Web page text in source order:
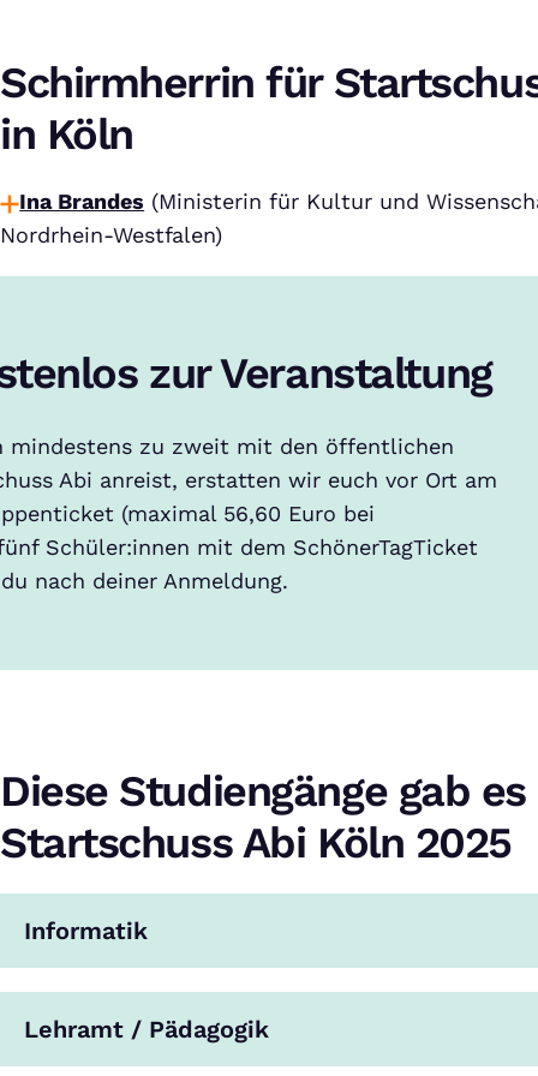
Schirmherrin für
in Köln
Ina Brandes (Ministerin für Kultur und
Nordrhein-Westfalen)
zur Veranstaltung
mindestens zu zweit mit den öffentlichen
Abi anreist, erstatten wir euch vor Ort am
(maximal 56,60 Euro bei
Schüler:innen mit dem SchönerTagTicket
nach deiner Anmeldung.
Diese Studiengänge gab
Startschuss Abi Köln 2025
Informatik
Lehramt / Pädagogik